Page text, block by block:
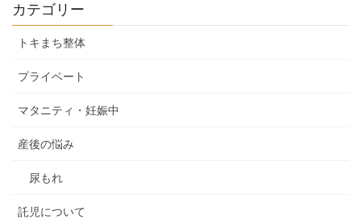
カテゴリー
トキまち整体
プライベート
マタニティ・妊娠中
産後の悩み
尿もれ
託児について